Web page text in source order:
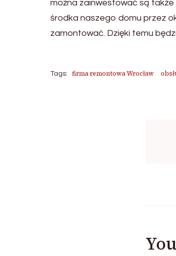
można zainwestować są
środka naszego domu przez
zamontować. Dzięki temu
Tags: firma remontowa Wrocław